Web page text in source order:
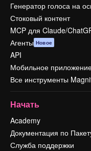
Генератор голоса на
Стоковый контент
MCP для Claude/
Агенты Новое
API
Мобильное
Все инструменты
Начать
Academy
Документация по
Служба поддержки